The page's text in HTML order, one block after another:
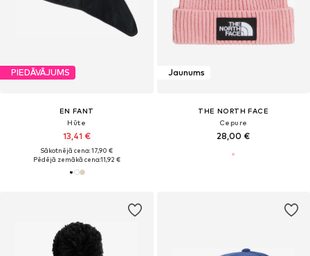
PIEDĀVĀJUMS
EN FANT
Hūte
13,41 €
Sākotnējā cena: 17,90 €
Pēdējā zemākā cena:11,92 €
Jaunums
THE NORTH FACE
Cepure
28,00 €